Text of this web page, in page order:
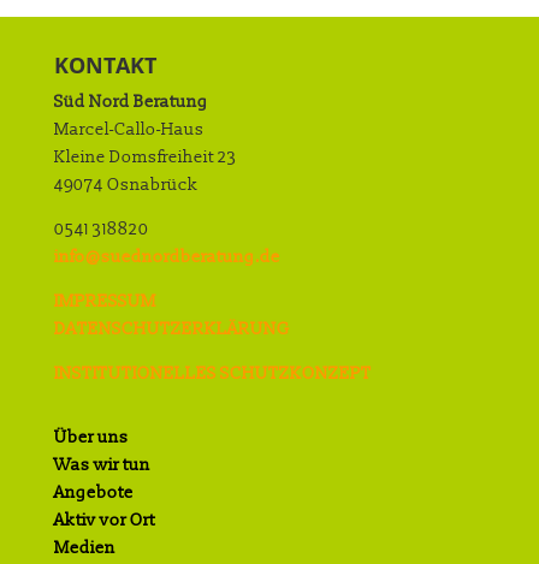
KONTAKT
Süd Nord Beratung
Marcel-Callo-Haus
Kleine Domsfreiheit 23
49074 Osnabrück
0541 318820
info@suednordberatung.de
IMPRESSUM
DATENSCHUTZERKLÄRUNG
INSTITUTIONELLES SCHUTZKONZEPT
Über uns
Was wir tun
Angebote
Aktiv vor Ort
Medien